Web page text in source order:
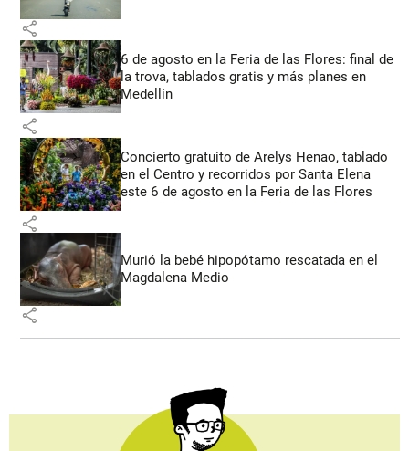
share
6 de agosto en la Feria de las Flores: final de
la trova, tablados gratis y más planes en
Medellín
share
Concierto gratuito de Arelys Henao, tablado
en el Centro y recorridos por Santa Elena
este 6 de agosto en la Feria de las Flores
share
Murió la bebé hipopótamo rescatada en el
Magdalena Medio
share